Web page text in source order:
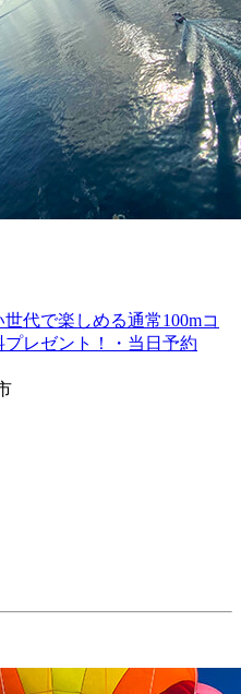
代で楽しめる通常100mコ
レゼント！・当日予約